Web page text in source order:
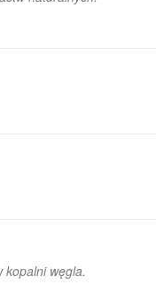
kopalni węgla.